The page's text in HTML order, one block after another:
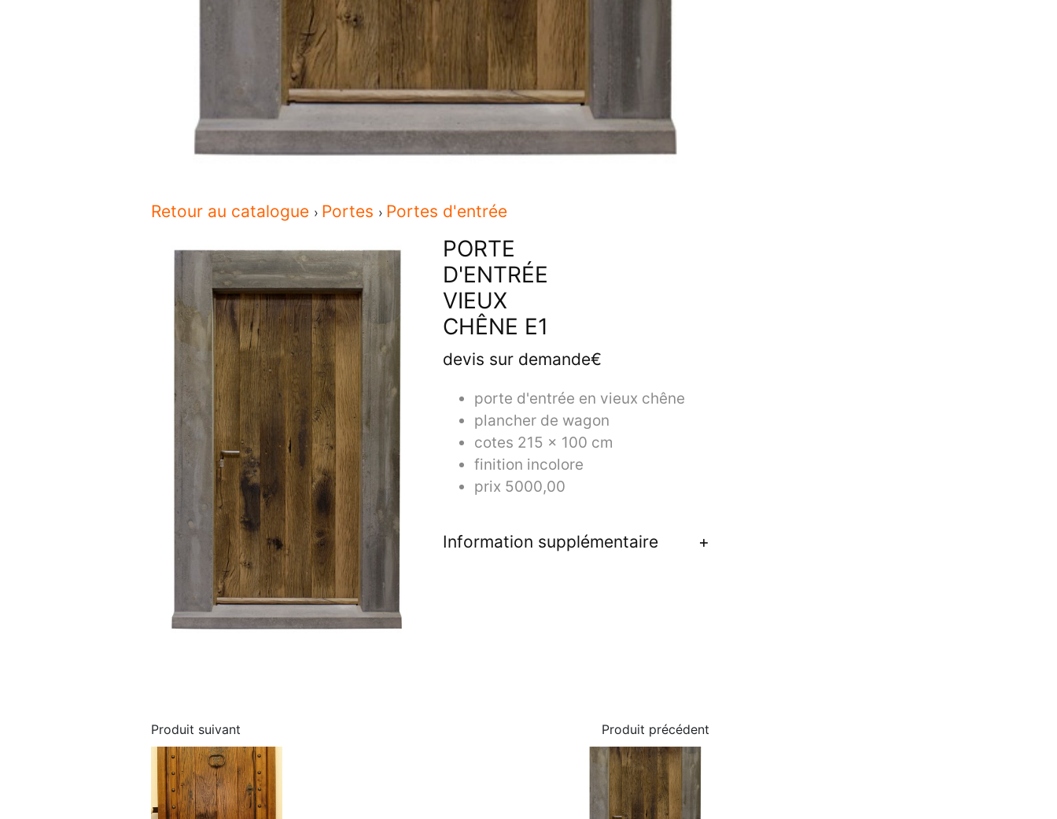
Retour au catalogue Portes Portes d'entrée
PORTE
D'ENTRÉE
VIEUX
CHÊNE E1
devis sur demande€
porte d'entrée en vieux chêne
plancher de wagon
cotes 215 x 100 cm
finition incolore
prix 5000,00
Information supplémentaire
Produit suivant Produit précédent